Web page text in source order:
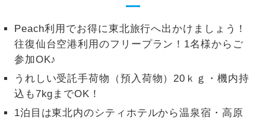
Peach利用でお得に東北旅行へ出かけましょう！
往復仙台空港利用のフリープラン！1名様からご
参加OK♪
うれしい受託手荷物（預入荷物）20ｋｇ・機内持
込も7kgまでOK！
1泊目は東北内のシティホテルから温泉宿・高原
ホン
をじっくり聞くことができます。
1名様催行
2名様催行